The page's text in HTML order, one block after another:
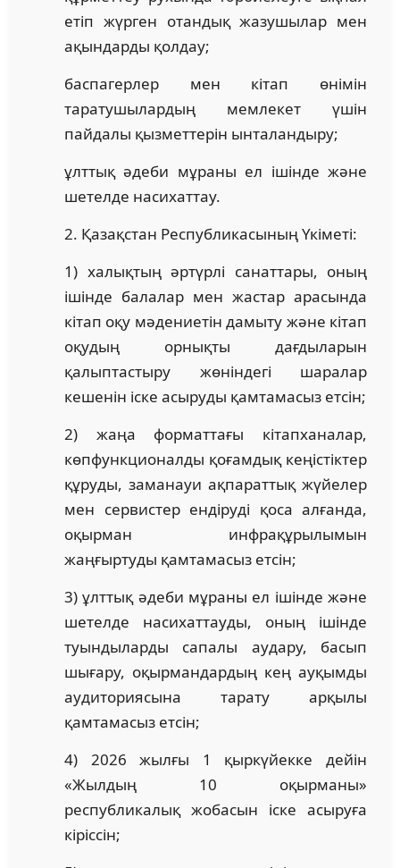
етіп жүрген отандық жазушылар мен
ақындарды қолдау;
баспагерлер мен кітап өнімін
таратушылардың мемлекет үшін
пайдалы қызметтерін ынталандыру;
ұлттық әдеби мұраны ел ішінде және
шетелде насихаттау.
2. Қазақстан Республикасының Үкіметі:
1) халықтың әртүрлі санаттары, оның
ішінде балалар мен жастар арасында
кітап оқу мәдениетін дамыту және кітап
оқудың орнықты дағдыларын
қалыптастыру жөніндегі шаралар
кешенін іске асыруды қамтамасыз етсін;
2) жаңа форматтағы кітапханалар,
көпфункционалды қоғамдық кеңістіктер
құруды, заманауи ақпараттық жүйелер
мен сервистер ендіруді қоса алғанда,
оқырман инфрақұрылымын
жаңғыртуды қамтамасыз етсін;
3) ұлттық әдеби мұраны ел ішінде және
шетелде насихаттауды, оның ішінде
туындыларды сапалы аудару, басып
шығару, оқырмандардың кең ауқымды
аудиториясына тарату арқылы
қамтамасыз етсін;
4) 2026 жылғы 1 қыркүйекке дейін
«Жылдың 10 оқырманы»
республикалық жобасын іске асыруға
кіріссін;